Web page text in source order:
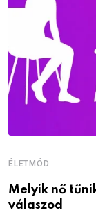
ÉLETMÓD
Melyik nő
válaszod